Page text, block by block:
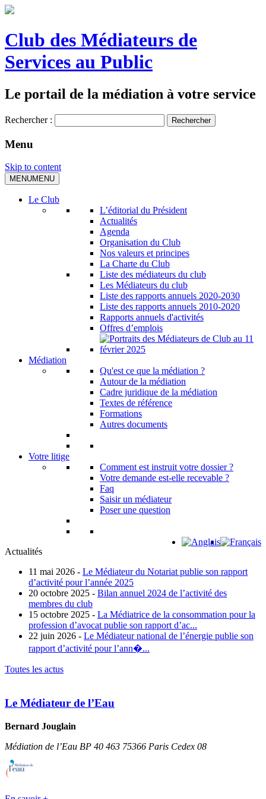
Club des Médiateurs de
Services au Public
Le portail de la médiation à votre service
Rechercher :
Menu
Skip to content
MENUMENU
Le Club
L’éditorial du Président
Actualités
Agenda
Organisation du Club
Nos valeurs et principes
La Charte du Club
Liste des médiateurs du club
Les Médiateurs du club
Liste des rapports annuels 2020-2030
Liste des rapports annuels 2010-2020
Rapports annuels d'activités
Offres d’emplois
Médiation
Qu'est ce que la médiation ?
Autour de la médiation
Cadre juridique de la médiation
Textes de référence
Formations
Autres documents
Votre litige
Comment est instruit votre dossier ?
Votre demande est-elle recevable ?
Faq
Saisir un médiateur
Poser une question
Actualités
11 mai 2026 - Le Médiateur du Notariat publie son rapport
d’activité pour l’année 2025
20 octobre 2025 - Bilan annuel 2024 de l’activité des
membres du club
15 octobre 2025 - La Médiatrice de la consommation pour la
profession d’avocat publie son rapport d’ac...
22 juin 2026 - Le Médiateur national de l’énergie publie son
rapport d’activité pour l’ann�...
Toutes les actus
Le Médiateur de l’Eau
Bernard Jouglain
Médiation de l’Eau BP 40 463 75366 Paris Cedex 08